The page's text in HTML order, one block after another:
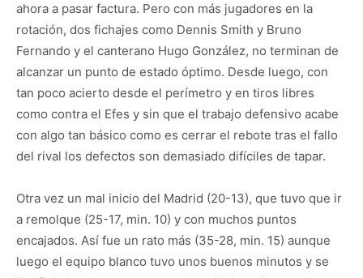
ahora a pasar factura. Pero con más jugadores en la
rotación, dos fichajes como Dennis Smith y Bruno
Fernando y el canterano Hugo González, no terminan de
alcanzar un punto de estado óptimo. Desde luego, con
tan poco acierto desde el perímetro y en tiros libres
como contra el Efes y sin que el trabajo defensivo acabe
con algo tan básico como es cerrar el rebote tras el fallo
del rival los defectos son demasiado difíciles de tapar.
Otra vez un mal inicio del Madrid (20-13), que tuvo que ir
a remolque (25-17, min. 10) y con muchos puntos
encajados. Así fue un rato más (35-28, min. 15) aunque
luego el equipo blanco tuvo unos buenos minutos y se